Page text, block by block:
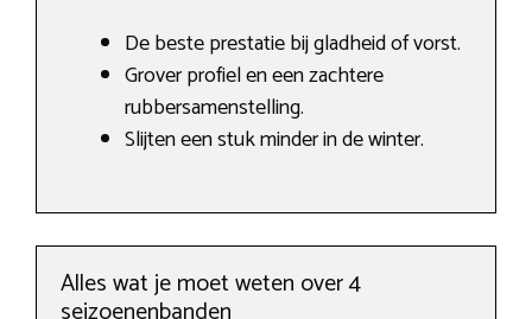
De beste prestatie bij gladheid of vorst.
Grover profiel en een zachtere
rubbersamenstelling.
Slijten een stuk minder in de winter.
Alles wat je moet weten over 4